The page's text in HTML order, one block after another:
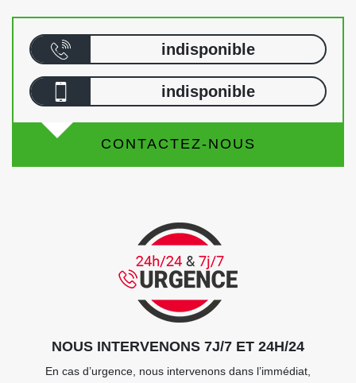
indisponible
indisponible
CONTACTEZ-NOUS
NOUS INTERVENONS 7J/7 ET 24H/24
En cas d’urgence, nous intervenons dans l’immédiat,